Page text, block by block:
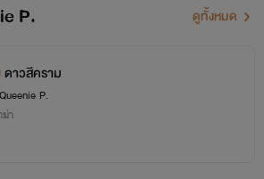
P. ดูทั้งหมด
ดาวสีคราม
Queenie P.
า